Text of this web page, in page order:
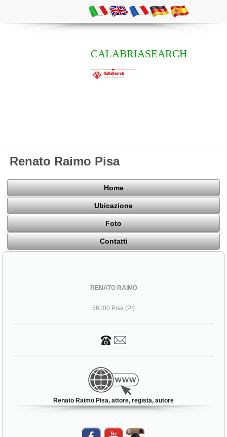
CALABRIASEARCH
Renato Raimo Pisa
Home
Ubicazione
Foto
Contatti
RENATO RAIMO
56100 Pisa (PI)
Renato Raimo Pisa, attore, regista, autore